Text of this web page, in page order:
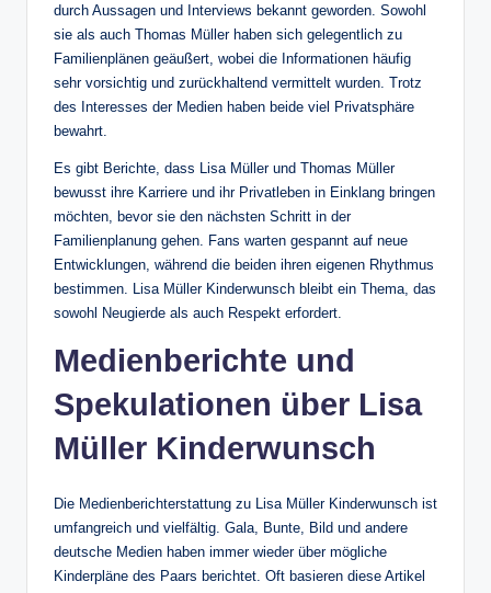
durch Aussagen und Interviews bekannt geworden. Sowohl
sie als auch Thomas Müller haben sich gelegentlich zu
Familienplänen geäußert, wobei die Informationen häufig
sehr vorsichtig und zurückhaltend vermittelt wurden. Trotz
des Interesses der Medien haben beide viel Privatsphäre
bewahrt.
Es gibt Berichte, dass Lisa Müller und Thomas Müller
bewusst ihre Karriere und ihr Privatleben in Einklang bringen
möchten, bevor sie den nächsten Schritt in der
Familienplanung gehen. Fans warten gespannt auf neue
Entwicklungen, während die beiden ihren eigenen Rhythmus
bestimmen. Lisa Müller Kinderwunsch bleibt ein Thema, das
sowohl Neugierde als auch Respekt erfordert.
Medienberichte und
Spekulationen über Lisa
Müller Kinderwunsch
Die Medienberichterstattung zu Lisa Müller Kinderwunsch ist
umfangreich und vielfältig. Gala, Bunte, Bild und andere
deutsche Medien haben immer wieder über mögliche
Kinderpläne des Paars berichtet. Oft basieren diese Artikel